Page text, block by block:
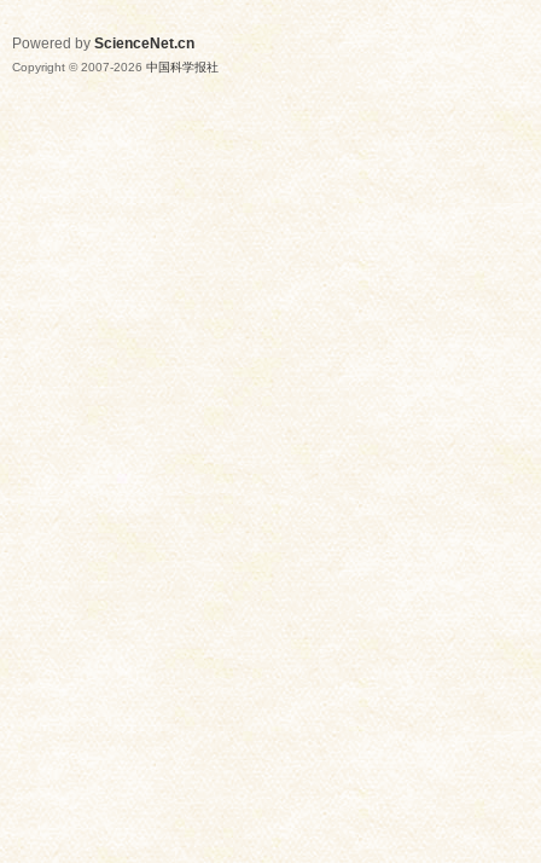
Powered by ScienceNet.cn
Copyright © 2007-2026 中国科学报社